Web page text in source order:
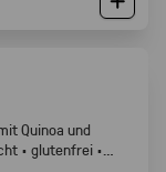
Quinoa und
· glutenfrei ·